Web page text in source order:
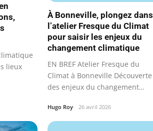
lieux
À Bonneville, plongez dans
l’atelier Fresque du Climat
pour saisir les enjeux du
changement climatique
EN BREF Atelier Fresque du
Climat à Bonneville Découverte
des enjeux du changement
Hugo Roy 26 avril 2026